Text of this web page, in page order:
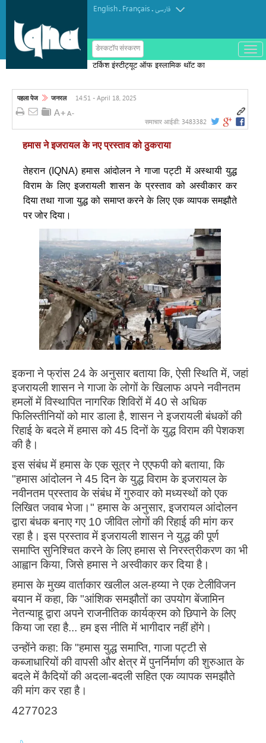
English. Français.فارسی
डेस्कटॉप संस्करण
ب
ا
टर्किश इंस्टीट्यूट ऑफ इस्लामिक थॉट का
पहला पेज जनरल 14:51 - April 18, 2025
समाचार आईडी: 3483382
हमास ने इजरायल के नए प्रस्ताव को ठुकराया
तेहरान (IQNA) हमास आंदोलन ने गाजा पट्टी में अस्थायी युद्ध
विराम के लिए इजरायली शासन के प्रस्ताव को अस्वीकार कर
दिया तथा गाजा युद्ध को समाप्त करने के लिए एक व्यापक समझौते
पर जोर दिया।
इकना ने फ्रांस 24 के अनुसार बताया कि, ऐसी स्थिति में, जहां
इजरायली शासन ने गाजा के लोगों के खिलाफ अपने नवीनतम
हमलों में विस्थापित नागरिक शिविरों में 40 से अधिक
फिलिस्तीनियों को मार डाला है, शासन ने इजरायली बंधकों की
रिहाई के बदले में हमास को 45 दिनों के युद्ध विराम की पेशकश
की है।
इस संबंध में हमास के एक सूत्र ने एएफपी को बताया, कि
"हमास आंदोलन ने 45 दिन के युद्ध विराम के इजरायल के
नवीनतम प्रस्ताव के संबंध में गुरुवार को मध्यस्थों को एक
लिखित जवाब भेजा।" हमास के अनुसार, इजरायल आंदोलन
द्वारा बंधक बनाए गए 10 जीवित लोगों की रिहाई की मांग कर
रहा है। इस प्रस्ताव में इजरायली शासन ने युद्ध की पूर्ण
समाप्ति सुनिश्चित करने के लिए हमास से निरस्त्रीकरण का भी
आह्वान किया, जिसे हमास ने अस्वीकार कर दिया है।
हमास के मुख्य वार्ताकार खलील अल-हय्या ने एक टेलीविजन
बयान में कहा, कि "आंशिक समझौतों का उपयोग बेंजामिन
नेतन्याहू द्वारा अपने राजनीतिक कार्यक्रम को छिपाने के लिए
किया जा रहा है... हम इस नीति में भागीदार नहीं होंगे।
उन्होंने कहा: कि "हमास युद्ध समाप्ति, गाजा पट्टी से
कब्जाधारियों की वापसी और क्षेत्र में पुनर्निर्माण की शुरुआत के
बदले में कैदियों की अदला-बदली सहित एक व्यापक समझौते
की मांग कर रहा है।
4277023